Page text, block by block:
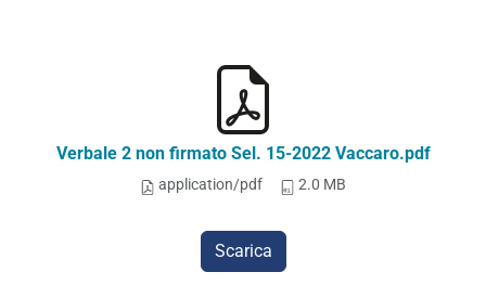
Verbale 2 non firmato Sel. 15-2022 Vaccaro.pdf
application/pdf 2.0 MB
Scarica